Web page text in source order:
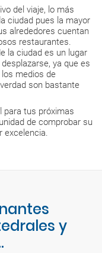
del viaje, lo más
ciudad pues la mayor
alrededores cuentan
restaurantes.
la ciudad es un lugar
ya que es
medios de
son bastante
para tus próximas
de comprobar su
excelencia.
y